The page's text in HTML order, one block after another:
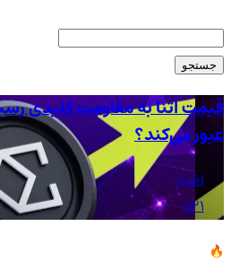
جستجو
عبور می‌کند؟
اخبار
1121